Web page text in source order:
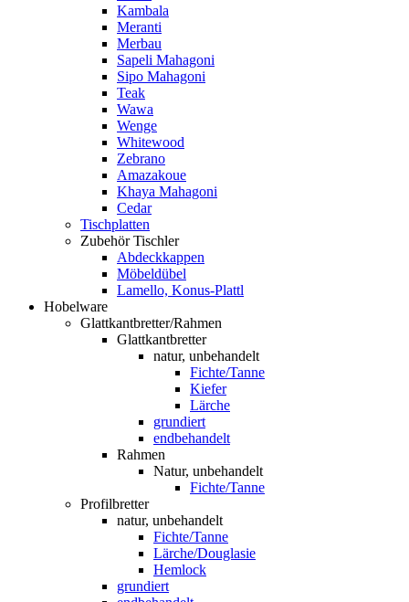
Kambala
Meranti
Merbau
Sapeli Mahagoni
Sipo Mahagoni
Teak
Wawa
Wenge
Whitewood
Zebrano
Amazakoue
Khaya Mahagoni
Cedar
Tischplatten
Zubehör Tischler
Abdeckkappen
Möbeldübel
Lamello, Konus-Plattl
Hobelware
Glattkantbretter/Rahmen
Glattkantbretter
natur, unbehandelt
Fichte/Tanne
Kiefer
Lärche
grundiert
endbehandelt
Rahmen
Natur, unbehandelt
Fichte/Tanne
Profilbretter
natur, unbehandelt
Fichte/Tanne
Lärche/Douglasie
Hemlock
grundiert